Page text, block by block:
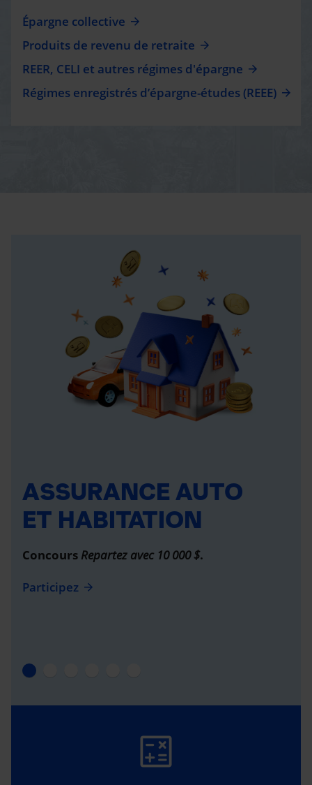
Épargne collective
Produits de revenu de retraite
REER, CELI et autres régimes d'épargne
Régimes enregistrés d’épargne-études (REEE)
ASSURANCE AUTO
ET HABITATION
Concours Repartez avec 10 000 $.
Participez